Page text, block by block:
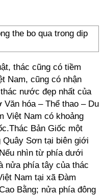
thác cũng có tiềm
Nam, cũng có nhận
nước đẹp nhất của
hóa – Thể thao – Du
Việt Nam có khoảng
Bản Giốc một
Sơn tại biên giới
nhìn từ phía dưới
nửa phía tây của thác
Nam tại xã Đàm
Bằng; nửa phía đông